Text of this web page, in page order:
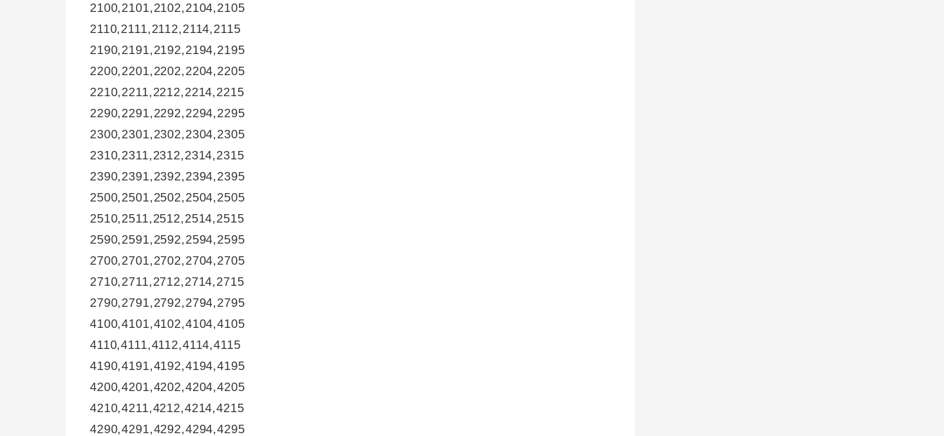
2100,2101,2102,2104,2105
2110,2111,2112,2114,2115
2190,2191,2192,2194,2195
2200,2201,2202,2204,2205
2210,2211,2212,2214,2215
2290,2291,2292,2294,2295
2300,2301,2302,2304,2305
2310,2311,2312,2314,2315
2390,2391,2392,2394,2395
2500,2501,2502,2504,2505
2510,2511,2512,2514,2515
2590,2591,2592,2594,2595
2700,2701,2702,2704,2705
2710,2711,2712,2714,2715
2790,2791,2792,2794,2795
4100,4101,4102,4104,4105
4110,4111,4112,4114,4115
4190,4191,4192,4194,4195
4200,4201,4202,4204,4205
4210,4211,4212,4214,4215
4290,4291,4292,4294,4295